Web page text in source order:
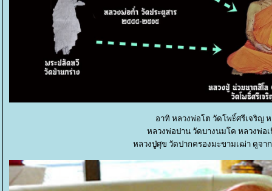
อาทิ หลวงพ่อโต วัดโพะิ์ศรีเจริญ
หลวงพ่อปาน วัดบางนมโค หลวงพ่อ
หลวงปู่ศุข วัดปากครองมะขามเฒ่า ดูจา